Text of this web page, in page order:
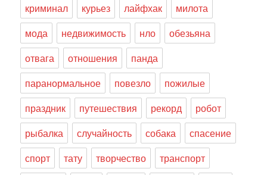
криминал
курьез лайфхак
милота
мода
недвижимость нло
обезьяна
отвага
отношения
панда
паранормальное
повезло
пожилые
праздник
путешествия рекорд
робот
рыбалка
случайность собака
спасение
спорт
тату творчество
транспорт